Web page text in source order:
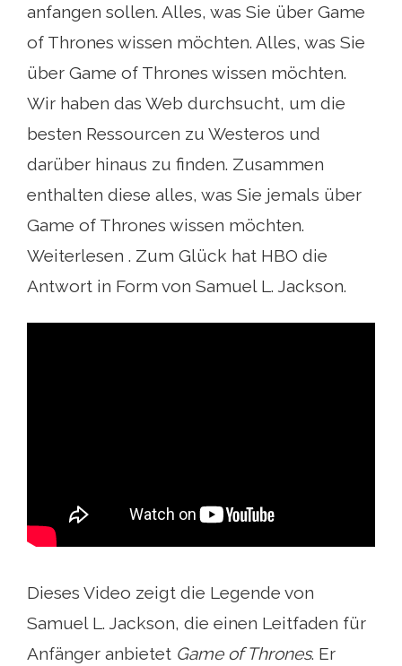
anfangen sollen. Alles, was Sie über Game
of Thrones wissen möchten. Alles, was Sie
über Game of Thrones wissen möchten.
Wir haben das Web durchsucht, um die
besten Ressourcen zu Westeros und
darüber hinaus zu finden. Zusammen
enthalten diese alles, was Sie jemals über
Game of Thrones wissen möchten.
Weiterlesen . Zum Glück hat HBO die
Antwort in Form von Samuel L. Jackson.
Dieses Video zeigt die Legende von
Samuel L. Jackson, die einen Leitfaden für
Anfänger anbietet Game of Thrones. Er